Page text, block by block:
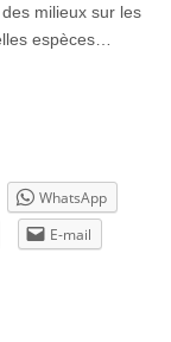
milieux sur les
espèces…
WhatsApp
E-mail